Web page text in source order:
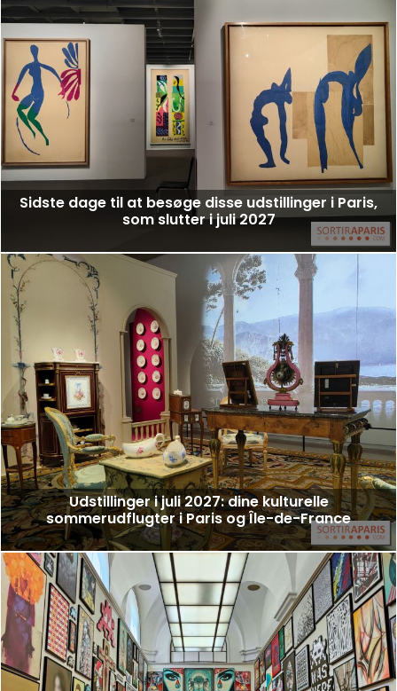
Sidste dage til at besøge disse udstillinger i Paris,
som slutter i juli 2027
Udstillinger i juli 2027: dine kulturelle
sommerudflugter i Paris og Île-de-France